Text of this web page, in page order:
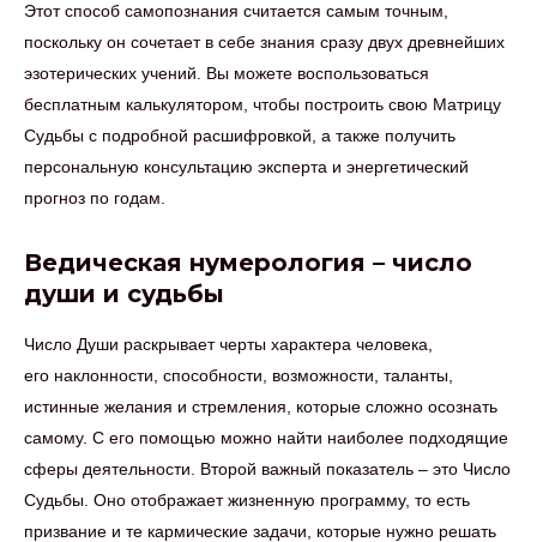
Этот способ самопознания считается самым точным,
поскольку он сочетает в себе знания сразу двух древнейших
эзотерических учений. Вы можете воспользоваться
бесплатным калькулятором, чтобы построить свою Матрицу
Судьбы с подробной расшифровкой, а также получить
персональную консультацию эксперта и энергетический
прогноз по годам.
Ведическая нумерология – число
души и судьбы
Число Души раскрывает черты характера человека,
его наклонности, способности, возможности, таланты,
истинные желания и стремления, которые сложно осознать
самому. С его помощью можно найти наиболее подходящие
сферы деятельности. Второй важный показатель – это Число
Судьбы. Оно отображает жизненную программу, то есть
призвание и те кармические задачи, которые нужно решать